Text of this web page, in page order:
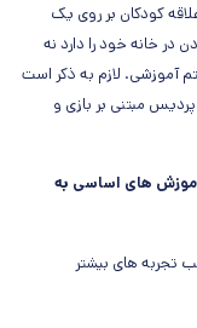
کودکان بر روی یک
خانه خود را دارد نه
آموزشی. لازم به ذکر است
مبتنی بر بازی و
های اساسی به
تجربه های بیشتر